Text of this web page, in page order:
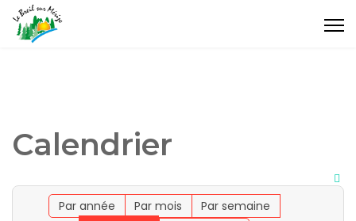
Calendrier
Par année Par mois
Par semaine